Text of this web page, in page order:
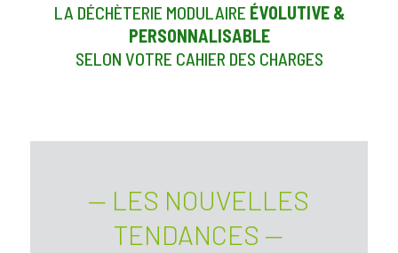
LA DÉCHÈTERIE MODULAIRE ÉVOLUTIVE &
PERSONNALISABLE
SELON VOTRE CAHIER DES CHARGES
— LES NOUVELLES
TENDANCES —